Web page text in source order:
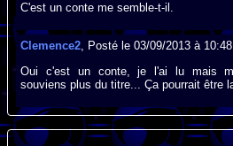
C'est un conte me semble-t-il.
Clemence2, Posté le 03/09/2013 à
Oui c'est un conte, je l'ai lu mais
souviens plus du titre... Ça pourrait être